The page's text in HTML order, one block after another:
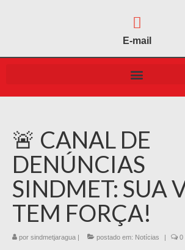
E-mail
🚨 CANAL DE
DENÚNCIAS
SINDMET: SUA
TEM FORÇA!
por sindmetjaragua postado em: Notícias 0